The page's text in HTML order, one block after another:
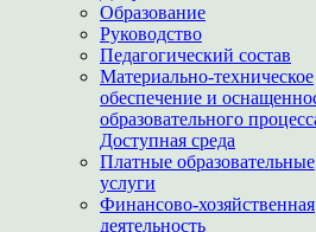
Образование
Руководство
Педагогический состав
Материально-техническое
обеспечение и
образовательного
Доступная среда
Платные образовательные
услуги
Финансово-хозяйственная
деятельность